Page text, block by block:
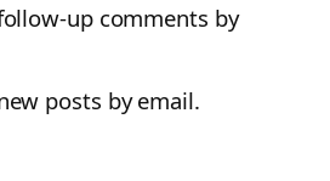
up comments by
posts by email.